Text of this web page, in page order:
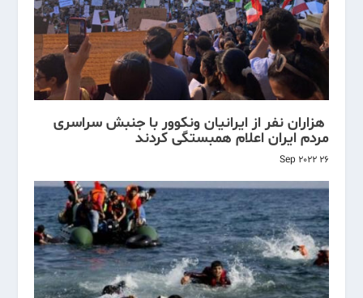
‌ هزاران نفر از ایرانیان ونکوور با جنبش سراسری
مردم ایران اعلام همبستگی کردند
26 Sep 2022